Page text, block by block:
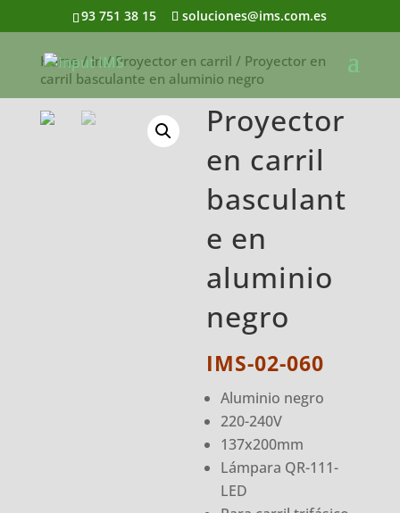
93 751 38 15 soluciones@ims.com.es
Home/In/Proyector en carril / Proyector en
carril basculante en aluminio negro
Proyector
en carril
basculant
e en
aluminio
negro
IMS-02-060
Aluminio negro
220-240V
137x200mm
Lámpara QR-111-
LED